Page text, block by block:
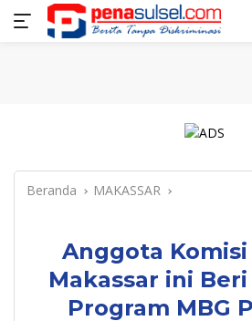
Langsung
Home Nasional Pendidikan
Beranda MAKASSAR
Anggota Komisi
Makassar ini
Program MBG